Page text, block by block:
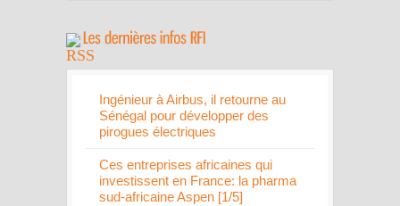
Ingénieur à Airbus, il retourne au
Sénégal pour développer des
pirogues électriques
Ces entreprises africaines qui
investissent en France: la pharma
sud-africaine Aspen [1/5]